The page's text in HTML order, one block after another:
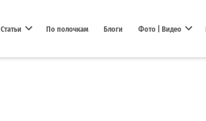
Статьи По полочкам Блоги Фото | Видео